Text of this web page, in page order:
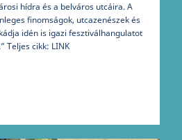
hídra és a belváros utcáira. A
finomságok, utcazenészek és
idén is igazi fesztiválhangulatot
Teljes cikk: LINK